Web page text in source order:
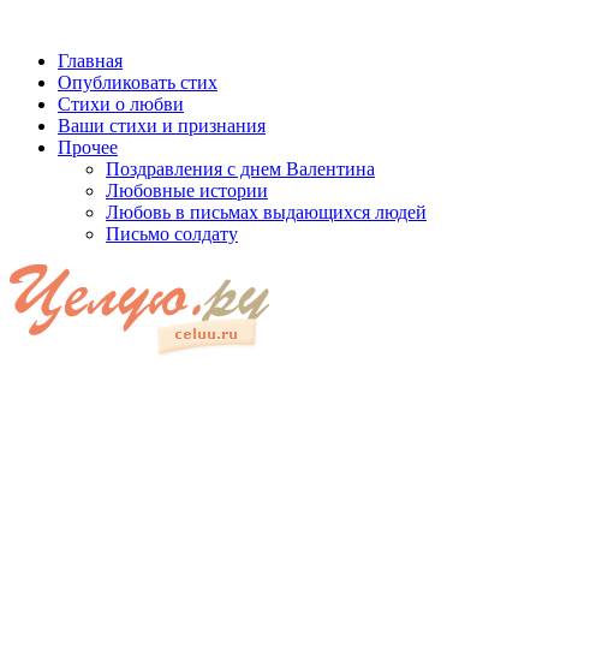
Главная
Опубликовать стих
Стихи о любви
Ваши стихи и признания
Прочее
Поздравления с днем Валентина
Любовные истории
Любовь в письмах выдающихся людей
Письмо солдату